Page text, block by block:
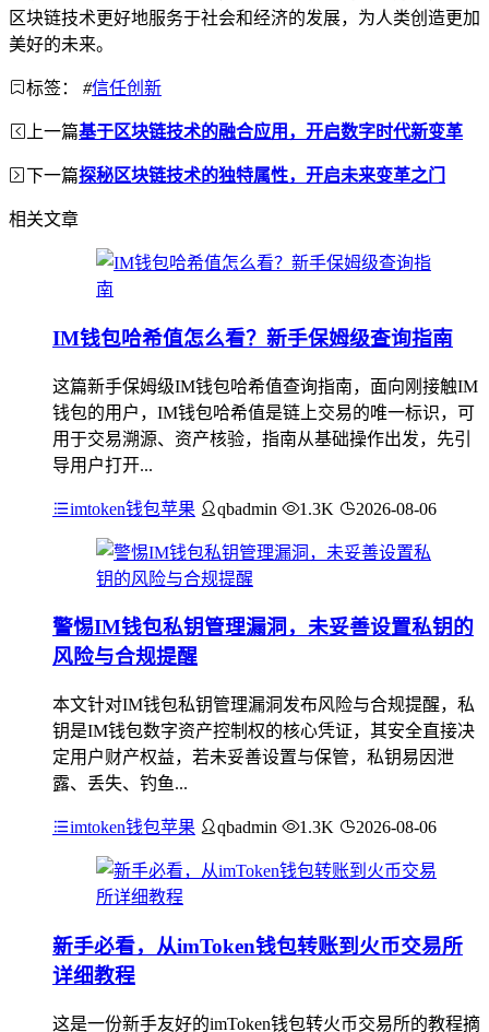
区块链技术更好地服务于社会和经济的发展，为人类创造更加
美好的未来。
标签： #信任创新
上一篇基于区块链技术的融合应用，开启数字时代新变革
下一篇探秘区块链技术的独特属性，开启未来变革之门
相关文章
IM钱包哈希值怎么看？新手保姆级查询指南
这篇新手保姆级IM钱包哈希值查询指南，面向刚接触IM
钱包的用户，IM钱包哈希值是链上交易的唯一标识，可
用于交易溯源、资产核验，指南从基础操作出发，先引
导用户打开...
imtoken钱包苹果 qbadmin 1.3K 2026-08-06
警惕IM钱包私钥管理漏洞，未妥善设置私钥的
风险与合规提醒
本文针对IM钱包私钥管理漏洞发布风险与合规提醒，私
钥是IM钱包数字资产控制权的核心凭证，其安全直接决
定用户财产权益，若未妥善设置与保管，私钥易因泄
露、丢失、钓鱼...
imtoken钱包苹果 qbadmin 1.3K 2026-08-06
新手必看，从imToken钱包转账到火币交易所
详细教程
这是一份新手友好的imToken钱包转火币交易所的教程摘